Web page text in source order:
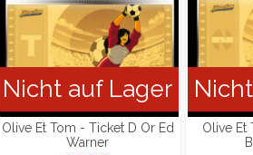
Nicht auf Lager
Olive Et Tom - Ticket D Or Ed
Warner
Olive Et